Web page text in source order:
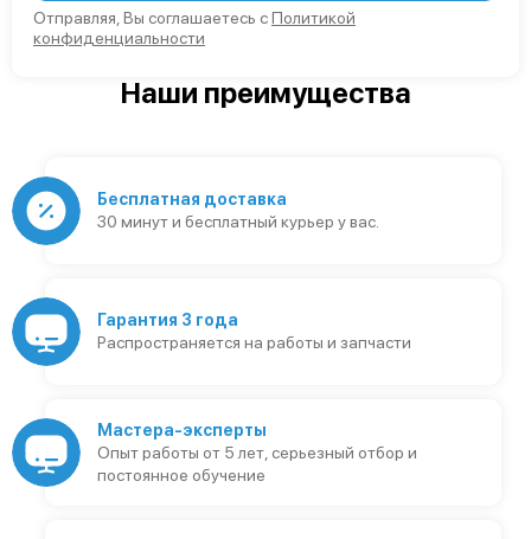
Отправляя, Вы соглашаетесь сПолитикой
конфиденциальности
Наши преимущества
Бесплатная доставка
30 минут и бесплатный курьер у вас.
Гарантия 3 года
Распространяется на работы и запчасти
Мастера-эксперты
Опыт работы от 5 лет, серьезный отбор и
постоянное обучение